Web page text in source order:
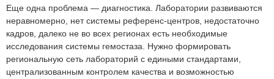
Еще одна проблема — диагностика. Лаборатории развиваются
неравномерно, нет системы референс-центров, недостаточно
кадров, далеко не во всех регионах есть необходимые
исследования системы гемостаза. Нужно формировать
региональную сеть лабораторий с едиными стандартами,
централизованным контролем качества и возможностью